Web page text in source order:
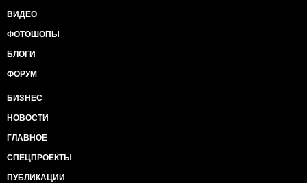
ВИДЕО
ФОТОШОПЫ
БЛОГИ
ФОРУМ
БИЗНЕС
НОВОСТИ
ГЛАВНОЕ
СПЕЦПРОЕКТЫ
ПУБЛИКАЦИИ